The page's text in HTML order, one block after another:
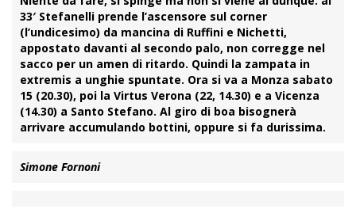
33′ Stefanelli prende l’ascensore sul corner
(l’undicesimo) da mancina di Ruffini e Nichetti,
appostato davanti al secondo palo, non corregge nel
sacco per un amen di ritardo. Quindi la zampata in
extremis a unghie spuntate. Ora si va a Monza sabato
15 (20.30), poi la Virtus Verona (22, 14.30) e a Vicenza
(14.30) a Santo Stefano. Al giro di boa bisognerà
arrivare accumulando bottini, oppure si fa durissima.
Simone Fornoni